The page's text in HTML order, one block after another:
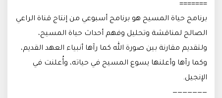
=======
برنامج حياة المسيح هو برنامج أسبوعي من إنتاج قناة الراعي
الصالح لمناقشة وتحليل وفهم أحداث حياة المسيح،
ولتقديم مقارنة بين صورة الله كما رآها أنبياء العهد القديم،
وكما رآها وأعلنها يسوع المسيح في حياته، وأُعلنت في
الإنجيل.
———————